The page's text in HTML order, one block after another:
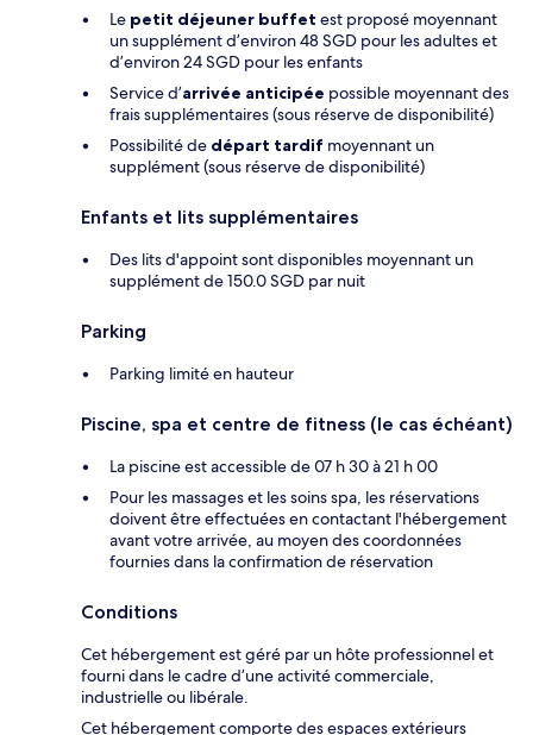
Le petit déjeuner buffet est proposé moyennant
un supplément d’environ 48 SGD pour les adultes et
d’environ 24 SGD pour les enfants
Service d’arrivée anticipée possible moyennant des
frais supplémentaires (sous réserve de disponibilité)
Possibilité de départ tardif moyennant un
supplément (sous réserve de disponibilité)
Enfants et lits supplémentaires
Des lits d'appoint sont disponibles moyennant un
supplément de 150.0 SGD par nuit
Parking
Parking limité en hauteur
Piscine, spa et centre de fitness (le cas échéant)
La piscine est accessible de 07 h 30 à 21 h 00
Pour les massages et les soins spa, les réservations
doivent être effectuées en contactant l'hébergement
avant votre arrivée, au moyen des coordonnées
fournies dans la confirmation de réservation
Conditions
Cet hébergement est géré par un hôte professionnel et
fourni dans le cadre d’une activité commerciale,
industrielle ou libérale.
Cet hébergement comporte des espaces extérieurs